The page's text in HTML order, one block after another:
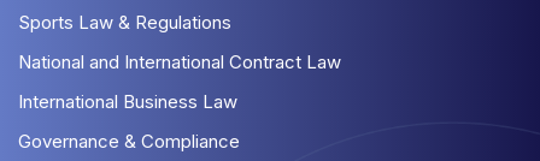
Sports Law & Regulations
National and International Contract Law
International Business Law
Governance & Compliance